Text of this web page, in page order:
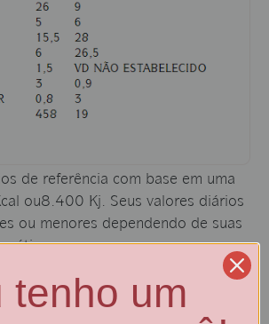
de referência com base em uma
ou8.400 Kj. Seus valores diários
ou menores dependendo de suas
– 60 dias
após a data de
tenho um